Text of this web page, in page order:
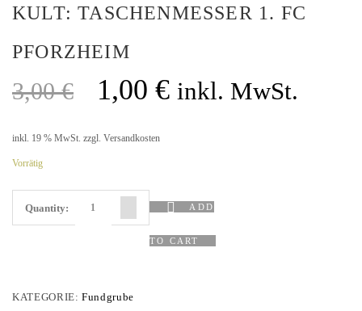
KULT: TASCHENMESSER 1. FC
PFORZHEIM
3,00€ 1,00 € inkl. MwSt.
inkl. 19 % MwSt. zzgl. Versandkosten
Vorrätig
Quantity: ADD
TO CART
KATEGORIE:Fundgrube